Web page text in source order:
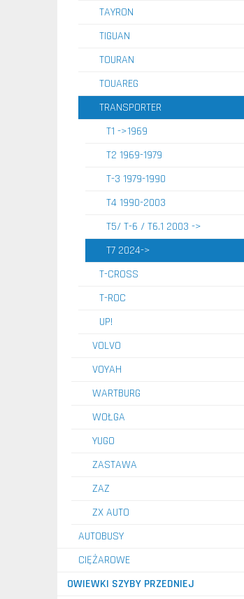
TAYRON
TIGUAN
TOURAN
TOUAREG
TRANSPORTER
T1 ->1969
T2 1969-1979
T-3 1979-1990
T4 1990-2003
T5/ T-6 / T6.1 2003 ->
T7 2024->
T-CROSS
T-ROC
UP!
VOLVO
VOYAH
WARTBURG
WOŁGA
YUGO
ZASTAWA
ZAZ
ZX AUTO
AUTOBUSY
CIĘŻAROWE
OWIEWKI SZYBY PRZEDNIEJ